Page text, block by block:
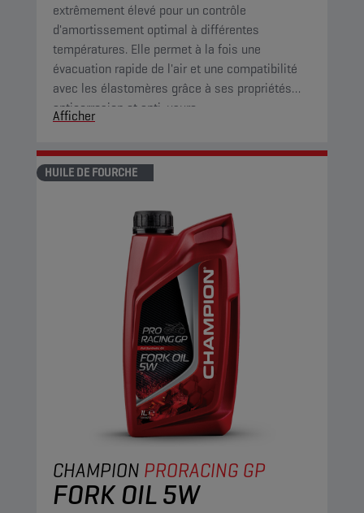
extrêmement élevé pour un contrôle
d'amortissement optimal à différentes
températures. Elle permet à la fois une
évacuation rapide de l'air et une compatibilité
avec les élastomères grâce à ses propriétés
anticorrosion et anti-usure.
Afficher
HUILE DE FOURCHE
CHAMPION PRORACING GP
FORK OIL 5W